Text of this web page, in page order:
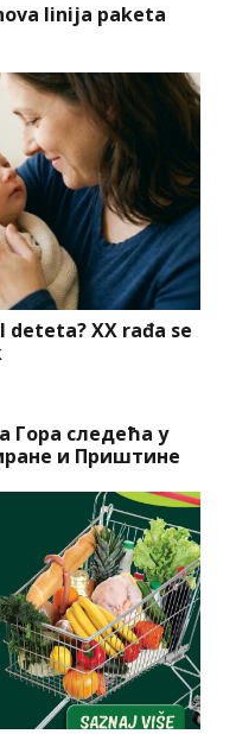
linija paketa
XX rađa se
Гора следећа у
и Приштине